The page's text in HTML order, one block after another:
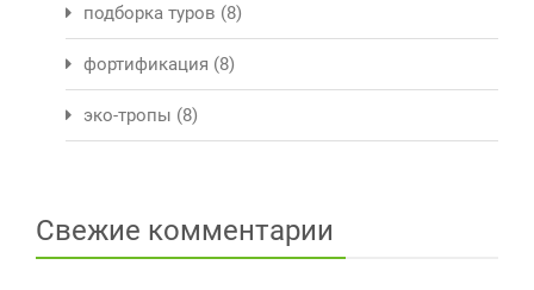
подборка туров (8)
фортификация (8)
эко-тропы (8)
Свежие комментарии